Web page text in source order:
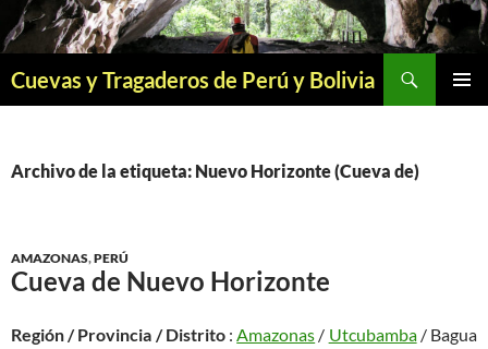
Saltar
al
Cuevas y Tragaderos de Perú y Bolivia
Archivo de la etiqueta: Nuevo Horizonte (Cueva de)
AMAZONAS,PERÚ
Cueva de Nuevo Horizonte
Región / Provincia / Distrito :Amazonas / Utcubamba/ Bagua